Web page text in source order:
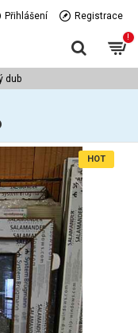
Přihlášení Registrace
!
dub
HOT